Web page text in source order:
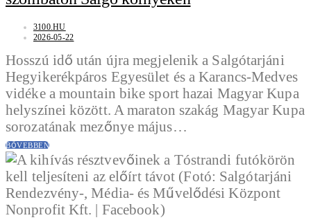
3100.HU
2026-05-22
Hosszú idő után újra megjelenik a Salgótarjáni
Hegyikerékpáros Egyesület és a Karancs-Medves
vidéke a mountain bike sport hazai Magyar Kupa
helyszínei között. A maraton szakág Magyar Kupa
sorozatának mezőnye május…
BŐVEBBEN